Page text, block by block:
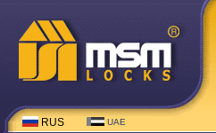
RUS UAE